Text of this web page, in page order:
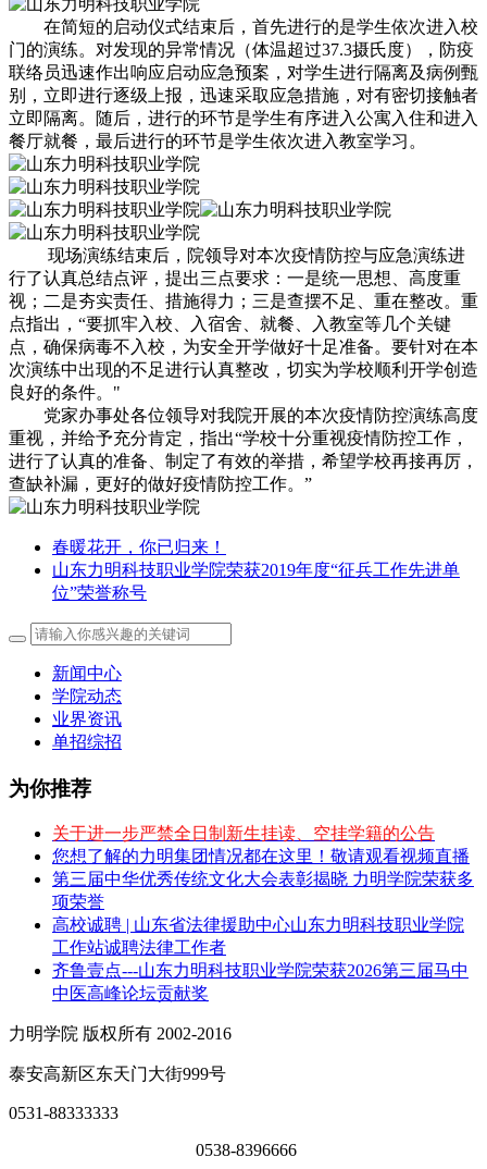
在简短的启动仪式结束后，首先进行的是学生依次进入校
门的演练。对发现的异常情况（体温超过37.3摄氏度），防疫
联络员迅速作出响应启动应急预案，对学生进行隔离及病例甄
别，立即进行逐级上报，迅速采取应急措施，对有密切接触者
立即隔离。随后，进行的环节是学生有序进入公寓入住和进入
餐厅就餐，最后进行的环节是学生依次进入教室学习。
现场演练结束后，院领导对本次疫情防控与应急演练进
行了认真总结点评，提出三点要求：一是统一思想、高度重
视；二是夯实责任、措施得力；三是查摆不足、重在整改。重
点指出，“要抓牢入校、入宿舍、就餐、入教室等几个关键
点，确保病毒不入校，为安全开学做好十足准备。要针对在本
次演练中出现的不足进行认真整改，切实为学校顺利开学创造
良好的条件。"
党家办事处各位领导对我院开展的本次疫情防控演练高度
重视，并给予充分肯定，指出“学校十分重视疫情防控工作，
进行了认真的准备、制定了有效的举措，希望学校再接再厉，
查缺补漏，更好的做好疫情防控工作。”
春暖花开，你已归来！
山东力明科技职业学院荣获2019年度“征兵工作先进单
位”荣誉称号
新闻中心
学院动态
业界资讯
单招综招
为你推荐
关于进一步严禁全日制新生挂读、空挂学籍的公告
您想了解的力明集团情况都在这里！敬请观看视频直播
第三届中华优秀传统文化大会表彰揭晓 力明学院荣获多
项荣誉
高校诚聘 | 山东省法律援助中心山东力明科技职业学院
工作站诚聘法律工作者
齐鲁壹点---山东力明科技职业学院荣获2026第三届马中
中医高峰论坛贡献奖
力明学院 版权所有 2002-2016
泰安高新区东天门大街999号
0531-88333333
0538-8396666